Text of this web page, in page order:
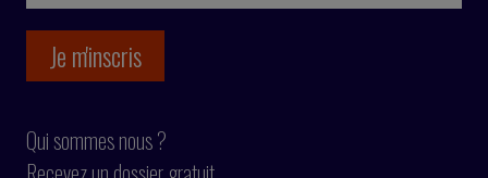
Qui sommes nous ?